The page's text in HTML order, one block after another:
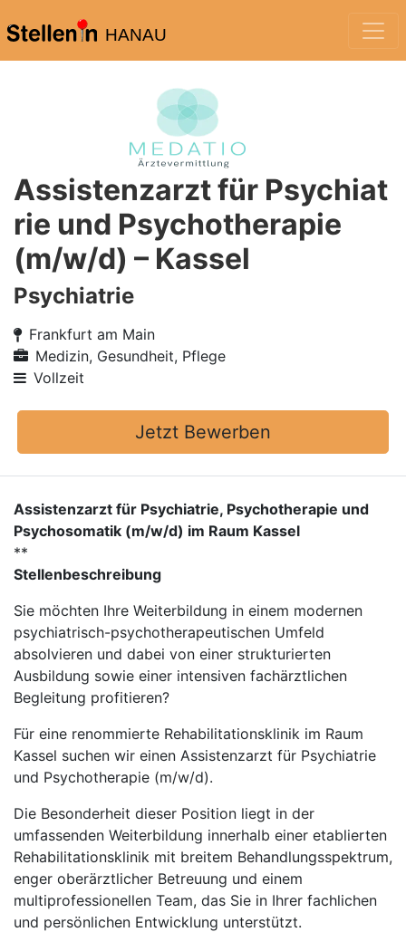
HANAU
Assistenzarzt für Psychiat
rie und Psychotherapie
(m/w/d) – Kassel
Psychiatrie
Frankfurt am Main
Medizin, Gesundheit, Pflege
Vollzeit
Jetzt Bewerben
Assistenzarzt für Psychiatrie, Psychotherapie und
Psychosomatik (m/w/d) im Raum Kassel
**
Stellenbeschreibung
Sie möchten Ihre Weiterbildung in einem modernen
psychiatrisch-psychotherapeutischen Umfeld
absolvieren und dabei von einer strukturierten
Ausbildung sowie einer intensiven fachärztlichen
Begleitung profitieren?
Für eine renommierte Rehabilitationsklinik im Raum
Kassel suchen wir einen Assistenzarzt für Psychiatrie
und Psychotherapie (m/w/d).
Die Besonderheit dieser Position liegt in der
umfassenden Weiterbildung innerhalb einer etablierten
Rehabilitationsklinik mit breitem Behandlungsspektrum,
enger oberärztlicher Betreuung und einem
multiprofessionellen Team, das Sie in Ihrer fachlichen
und persönlichen Entwicklung unterstützt.